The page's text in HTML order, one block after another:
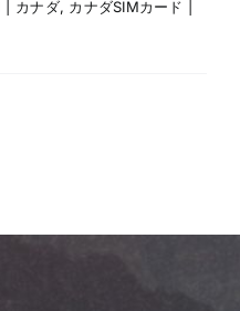
カナダ, カナダSIMカード |